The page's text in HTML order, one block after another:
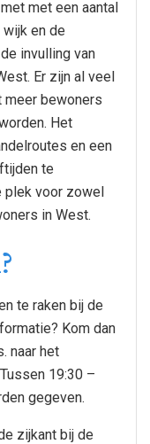
met een aantal
en de
invulling van
Er zijn al veel
meer bewoners
Het
en een
te
plek voor zowel
in West.
te raken bij de
Kom dan
naar het
19:30 –
gegeven.
zijkant bij de